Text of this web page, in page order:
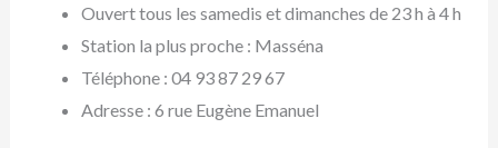
Ouvert tous les samedis et dimanches de 23 h à 4 h
Station la plus proche : Masséna
Téléphone : 04 93 87 29 67
Adresse : 6 rue Eugène Emanuel